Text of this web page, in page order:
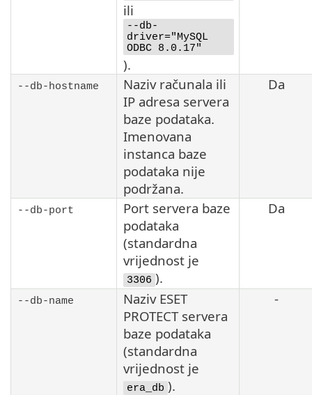
ili
--db-
driver="MySQL
ODBC 8.0.17"
).
--db-hostname
Naziv računala ili
IP adresa servera
baze podataka.
Imenovana
instanca baze
podataka nije
podržana.
Da
--db-port
Port servera baze
podataka
(standardna
vrijednost je
3306 ).
Da
--db-name
Naziv ESET
PROTECT servera
baze podataka
(standardna
vrijednost je
era_db ).
-